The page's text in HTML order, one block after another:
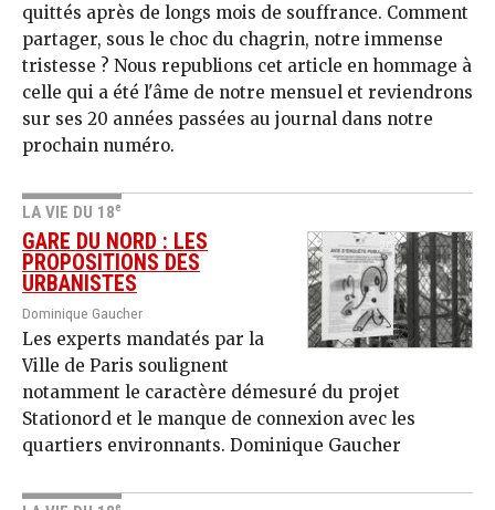
quittés après de longs mois de souffrance. Comment
partager, sous le choc du chagrin, notre immense
tristesse ? Nous republions cet article en hommage à
celle qui a été l'âme de notre mensuel et reviendrons
sur ses 20 années passées au journal dans notre
prochain numéro.
LA VIE DU 18e
GARE DU NORD : LES
PROPOSITIONS DES
URBANISTES
Dominique Gaucher
Les experts mandatés par la
Ville de Paris soulignent
notamment le caractère démesuré du projet
Stationord et le manque de connexion avec les
quartiers environnants. Dominique Gaucher
e